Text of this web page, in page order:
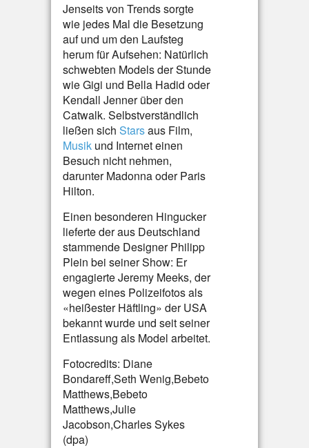
Jenseits von Trends sorgte
wie jedes Mal die Besetzung
auf und um den Laufsteg
herum für Aufsehen: Natürlich
schwebten Models der Stunde
wie Gigi und Bella Hadid oder
Kendall Jenner über den
Catwalk. Selbstverständlich
ließen sich Starsaus Film,
Musik und Internet einen
Besuch nicht nehmen,
darunter Madonna oder Paris
Hilton.
Einen besonderen Hingucker
lieferte der aus Deutschland
stammende Designer Philipp
Plein bei seiner Show: Er
engagierte Jeremy Meeks, der
wegen eines Polizeifotos als
«heißester Häftling» der USA
bekannt wurde und seit seiner
Entlassung als Model arbeitet.
Fotocredits: Diane
Bondareff,Seth Wenig,Bebeto
Matthews,Bebeto
Matthews,Julie
Jacobson,Charles Sykes
(dpa)